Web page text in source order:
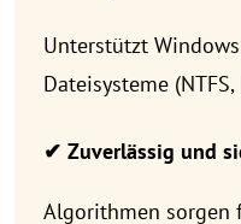
Unterstützt
Dateisysteme (NTFS,
✔ Zuverlässig und
Algorithmen sorgen